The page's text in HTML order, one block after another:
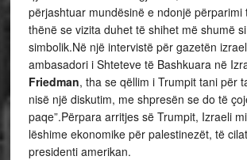
përjashtuar mundësinë e ndonjë përparimi
thënë se vizita duhet të shihet më shumë
simbolik.Në një intervistë për gazetën
ambasadori i Shteteve të Bashkuara në
Friedman, tha se qëllim i Trumpit tani për
nisë një diskutim, me shpresën se do të
paqe”.Përpara arritjes së Trumpit, Izraeli
lëshime ekonomike për palestinezët, të
presidenti amerikan.